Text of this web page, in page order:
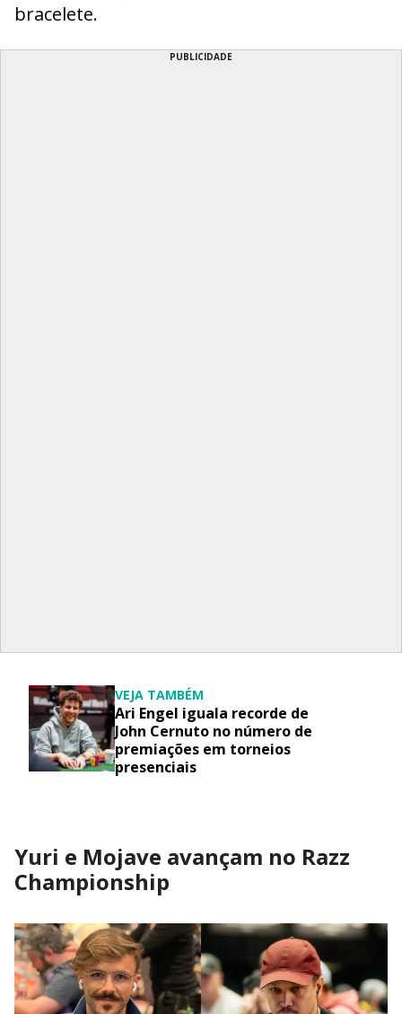
bracelete.
PUBLICIDADE
VEJA TAMBÉM
Ari Engel iguala recorde de
John Cernuto no número de
premiações em torneios
presenciais
Yuri e Mojave avançam no Razz
Championship